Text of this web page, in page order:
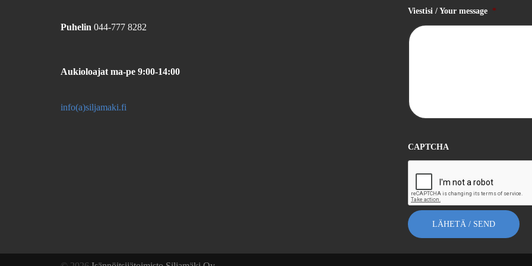
Puhelin 044-777 8282
Aukioloajat ma-pe 9:00-14:00
info(a)siljamaki.fi
Viestisi / Your message *
CAPTCHA